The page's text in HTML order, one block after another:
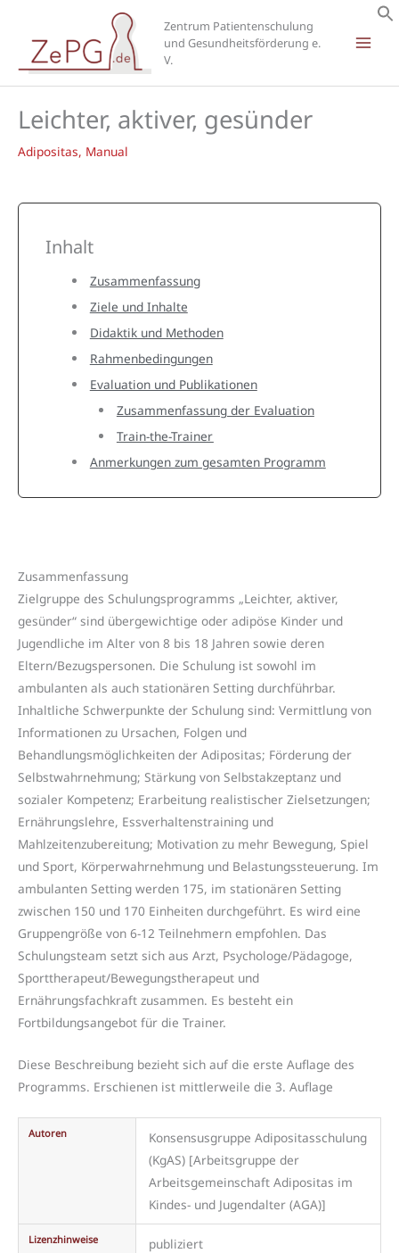
springen
Zentrum Patientenschulung
und Gesundheitsförderung e.
V.
Leichter, aktiver, gesünder
Adipositas, Manual
Inhalt
Zusammenfassung
Ziele und Inhalte
Didaktik und Methoden
Rahmenbedingungen
Evaluation und Publikationen
Zusammenfassung der Evaluation
Train-the-Trainer
Anmerkungen zum gesamten Programm
Zusammenfassung
Zielgruppe des Schulungsprogramms „Leichter, aktiver,
gesünder“ sind übergewichtige oder adipöse Kinder und
Jugendliche im Alter von 8 bis 18 Jahren sowie deren
Eltern/Bezugspersonen. Die Schulung ist sowohl im
ambulanten als auch stationären Setting durchführbar.
Inhaltliche Schwerpunkte der Schulung sind: Vermittlung von
Informationen zu Ursachen, Folgen und
Behandlungsmöglichkeiten der Adipositas; Förderung der
Selbstwahrnehmung; Stärkung von Selbstakzeptanz und
sozialer Kompetenz; Erarbeitung realistischer Zielsetzungen;
Ernährungslehre, Essverhaltenstraining und
Mahlzeitenzubereitung; Motivation zu mehr Bewegung, Spiel
und Sport, Körperwahrnehmung und Belastungssteuerung. Im
ambulanten Setting werden 175, im stationären Setting
zwischen 150 und 170 Einheiten durchgeführt. Es wird eine
Gruppengröße von 6-12 Teilnehmern empfohlen. Das
Schulungsteam setzt sich aus Arzt, Psychologe/Pädagoge,
Sporttherapeut/Bewegungstherapeut und
Ernährungsfachkraft zusammen. Es besteht ein
Fortbildungsangebot für die Trainer.
Diese Beschreibung bezieht sich auf die erste Auflage des
Programms. Erschienen ist mittlerweile die 3. Auflage
Autoren
Konsensusgruppe Adipositasschulung
(KgAS) [Arbeitsgruppe der
Arbeitsgemeinschaft Adipositas im
Kindes- und Jugendalter (AGA)]
Lizenzhinweise publiziert